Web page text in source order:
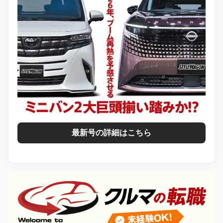
最新号の詳細はこちら